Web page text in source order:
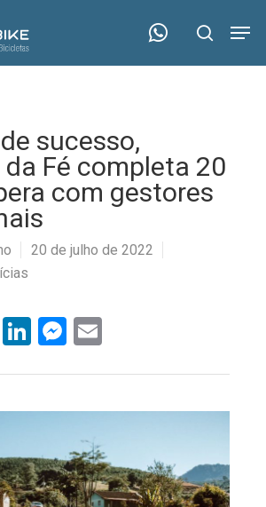
search
sucesso,
Fé completa 20
com gestores
20 de julho de 2022
LinkedIn
Messenger
Email